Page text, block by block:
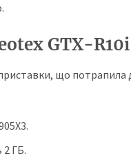
GTX-R10i
що
2 ГБ.